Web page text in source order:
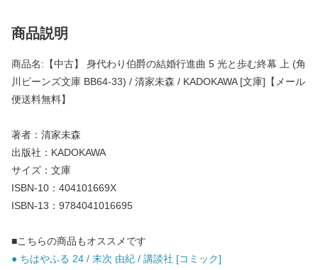
商品説明
商品名:【中古】 身代わり伯爵の結婚行進曲 5 光と歩む終幕 上 (角
川ビーンズ文庫 BB64-33) / 清家未森 / KADOKAWA [文庫]【メール
便送料無料】
著者：清家未森
出版社：KADOKAWA
サイズ：文庫
ISBN-10：404101669X
ISBN-13：9784041016695
■こちらの商品もオススメです
● ちはやふる 24 / 末次 由紀 / 講談社 [コミック]